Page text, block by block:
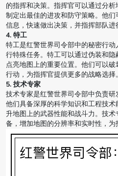
的指挥和决策。指挥官可以通过分析
制定出最佳的进攻和防守策略。他
信息，快速做出决策，并指挥部队进
4. 特工
特工是红警世界司令部中的秘密行
行特殊任务。特工可以通过伪装和隐
点亮地图上的重要位置。他们可以
行动，为指挥官提供更多的战略选择。
5. 技术专家
技术专家是红警世界司令部中负责研
他们具备深厚的科学知识和工程技
升地图上的武器性能和战斗力。技
备，增加地图的分辨率和实时性，为